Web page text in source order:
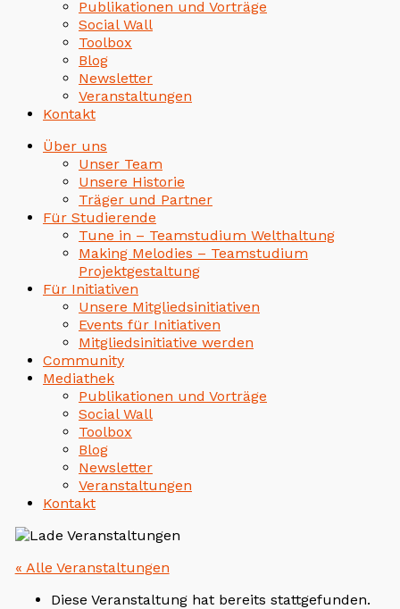
Publikationen und Vorträge
Social Wall
Toolbox
Blog
Newsletter
Veranstaltungen
Kontakt
Über uns
Unser Team
Unsere Historie
Träger und Partner
Für Studierende
Tune in – Teamstudium Welthaltung
Making Melodies – Teamstudium
Projektgestaltung
Für Initiativen
Unsere Mitgliedsinitiativen
Events für Initiativen
Mitgliedsinitiative werden
Community
Mediathek
Publikationen und Vorträge
Social Wall
Toolbox
Blog
Newsletter
Veranstaltungen
Kontakt
« Alle Veranstaltungen
Diese Veranstaltung hat bereits stattgefunden.